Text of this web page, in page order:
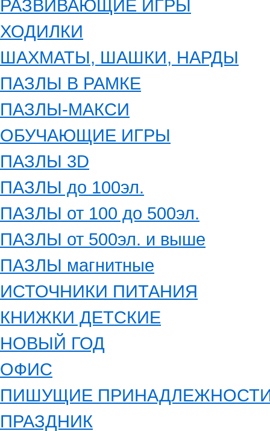
РАЗВИВАЮЩИЕ ИГРЫ
ХОДИЛКИ
ШАХМАТЫ, ШАШКИ, НАРДЫ
ПАЗЛЫ В РАМКЕ
ПАЗЛЫ-МАКСИ
ОБУЧАЮЩИЕ ИГРЫ
ПАЗЛЫ 3D
ПАЗЛЫ до 100эл.
ПАЗЛЫ от 100 до 500эл.
ПАЗЛЫ от 500эл. и выше
ПАЗЛЫ магнитные
ИСТОЧНИКИ ПИТАНИЯ
КНИЖКИ ДЕТСКИЕ
НОВЫЙ ГОД
ОФИС
ПИШУЩИЕ
ПРАЗДНИК